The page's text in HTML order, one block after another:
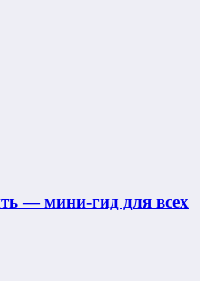
— мини-гид для всех